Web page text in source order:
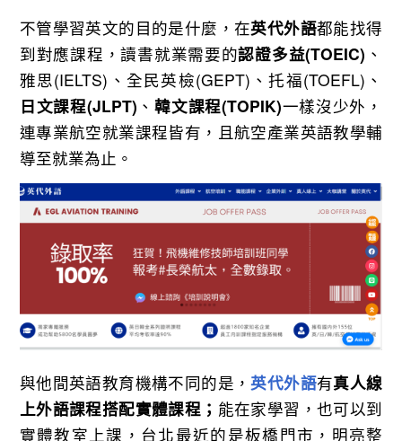
不管學習英文的目的是什麼，在英代外語都能找得
到對應課程，讀書就業需要的認證多益(TOEIC) 、
雅思(IELTS)、全民英檢(GEPT)、托福(TOEFL)、
日文課程(JLPT) 、韓文課程(TOPIK)一樣沒少外，
連專業航空就業課程皆有，且航空產業英語教學輔
導至就業為止。
與他間英語教育機構不同的是，英代外語有真人線
上外語課程搭配實體課程； 能在家學習，也可以到
實體教室上課，台北最近的是板橋門市，明亮整